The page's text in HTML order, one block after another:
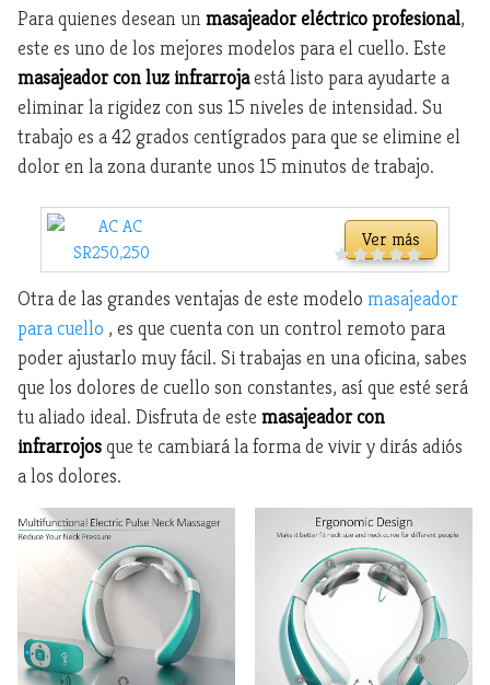
Para quienes desean un masajeador eléctrico profesional,
este es uno de los mejores modelos para el cuello. Este
masajeador con luz infrarrojaestá listo para ayudarte a
eliminar la rigidez con sus 15 niveles de intensidad. Su
trabajo es a 42 grados centígrados para que se elimine el
dolor en la zona durante unos 15 minutos de trabajo.
Ver más
Otra de las grandes ventajas de este modelo masajeador
para cuello , es que cuenta con un control remoto para
poder ajustarlo muy fácil. Si trabajas en una oficina, sabes
que los dolores de cuello son constantes, así que esté será
tu aliado ideal. Disfruta de este masajeador con
infrarrojosque te cambiará la forma de vivir y dirás adiós
a los dolores.